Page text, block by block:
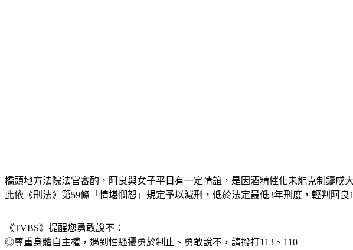
橋頭地方法院法官審酌，阿良與女子平日有一定情誼，是因酒精催化未能克制鑄
此依《刑法》第59條「情堪憫恕」規定予以減刑，低於法定最低3年刑度，輕判阿 良
《TVBS》提醒您勇敢說不：
◎尊重身體自主權，遇到性騷擾勇於制止、勇敢說不，請撥打113、110